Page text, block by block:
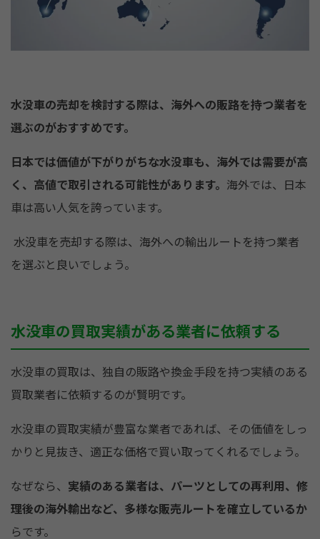
水没車の売却を検討する際は、海外への販路を持つ業者を
選ぶのがおすすめです。
日本では価値が下がりがちな水没車も、海外では需要が高
く、高値で取引される可能性があります。 海外では、日本
車は高い人気を誇っています。
水没車を売却する際は、海外への輸出ルートを持つ業者
を選ぶと良いでしょう。
水没車の買取実績がある業者に依頼する
水没車の買取は、独自の販路や換金手段を持つ実績のある
買取業者に依頼するのが賢明です。
水没車の買取実績が豊富な業者であれば、その価値をしっ
かりと見抜き、適正な価格で買い取ってくれるでしょう。
なぜなら、 実績のある業者は、パーツとしての再利用、修
理後の海外輸出など、多様な販売ルートを確立しているか
らです。